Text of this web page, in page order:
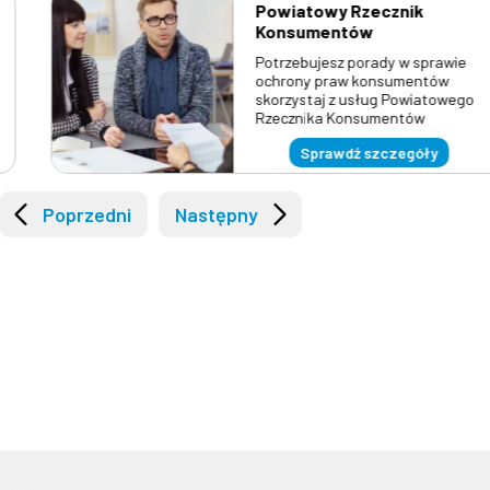
4 sierpnia 2026
Zwiedzamy Powiat
Lubliniecki
29 kwietnia 2021
Punkty szczepień na
terenie Powiatu
Lublinieckiego
Powiatowy Rzecznik
Konsumentów
Potrzebujesz porady w sprawie
ochrony praw konsumentów
skorzystaj z usług Powiatowego
Rzecznika Konsumentów
Sprawdź szczegóły
Poprzedni Następny